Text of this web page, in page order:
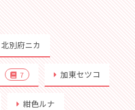
北別府ニカ
7 加東セツコ
紺色ルナ